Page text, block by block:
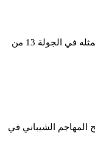
نتهت مباراة الغريمين التقليديين "تفرغ زينه" ونادي "أف س نواذيبو" بهدف لمثله في الجولة 13 من
المهاجم الشيباني في